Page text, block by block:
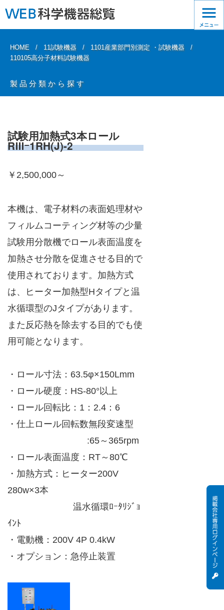
HOME 11試験機器
1101産業部門別測定 ・試験機器
110105高分子材料試験機器
製品分類から探す
試験用加熱式3本ロール
RⅢｰ1RH(J)-2
￥2,500,000～
本機は、電子材料の表面処理材や
フィルムコーティング材等の少量
試験用分散機でロール表面温度を
加熱させ分散を促進させる目的で
使用されております。加熱方式
は、ヒーター加熱型Hタイプと温
水循環型のJタイプがあります。
また反応熱を除去する目的でも使
用可能となります。
・ロール寸法：63.5φ×150Lmm
・ロール硬度：HS-80°以上
・ロール回転比：1：2.4：6
・仕上ロール回転数無段変速型
:65～365rpm
・ロール表面温度：RT～80℃
・加熱方式：ヒーター200V
280w×3本
温水循環ﾛｰﾀﾘｼﾞｮ
ｲﾝﾄ
・電動機：200V 4P 0.4kW
・オプション：急停止装置